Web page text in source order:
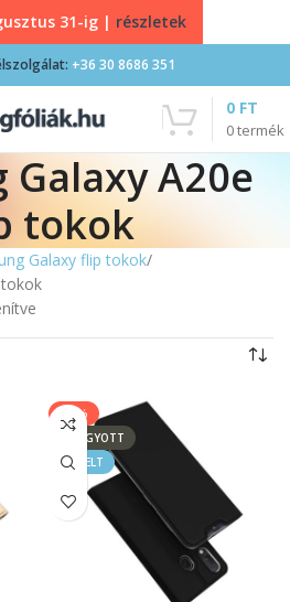
+36 30 8686 351
0termék
0 FT
Galaxy A20e
tokok
Galaxy flip tokok
tokok
-33%
ELFOGYOTT
KIEMELT
31-ig | részletek